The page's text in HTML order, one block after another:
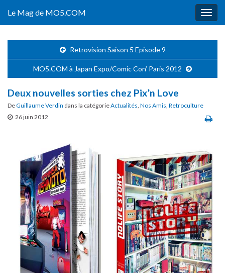
Le Mag de MO5.COM
Retrovision Saison 5 Episode 9
MO5.COM à Japan Expo/Comic Con’ Paris 2012
Deux nouvelles sorties chez Pix’n Love
DeGuillaume Verdin dans la catégorieActualités, Nos Amis, Retroculture
26 juin 2012